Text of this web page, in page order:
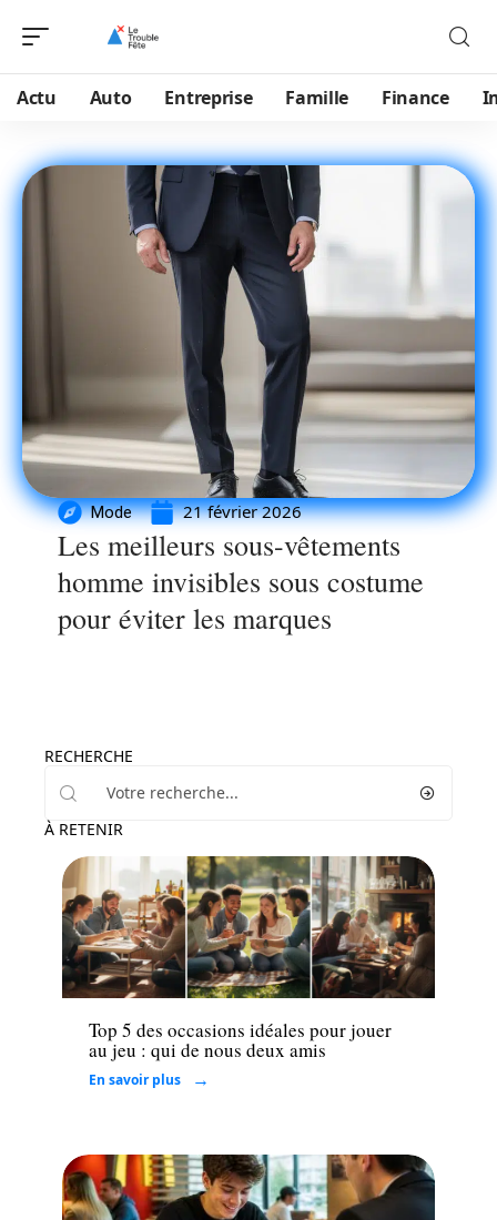
Actu Auto Entreprise Famille Finance
Mode 21 février 2026
Les meilleurs sous-vêtements
homme invisibles sous costume
pour éviter les marques
RECHERCHE
À RETENIR
Loisirs
Top 5 des occasions idéales pour jouer
au jeu : qui de nous deux amis
En savoir plus